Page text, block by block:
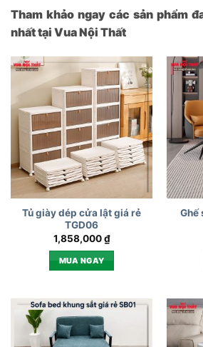
Tham khảo ngay các sản phẩm
nhất tại Vua Nội Thất
Tủ giày dép cửa lật giá rẻ
TGD06
1,858,000₫
MUA NGAY
Ghế